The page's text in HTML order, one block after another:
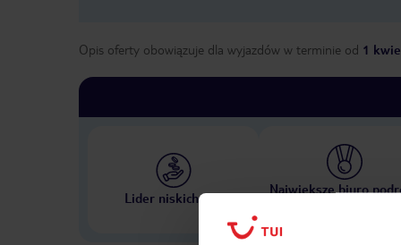
Opis oferty obowiązuje dla wyjazdów w terminie od 1
Lider niskich cen
Największe biuro